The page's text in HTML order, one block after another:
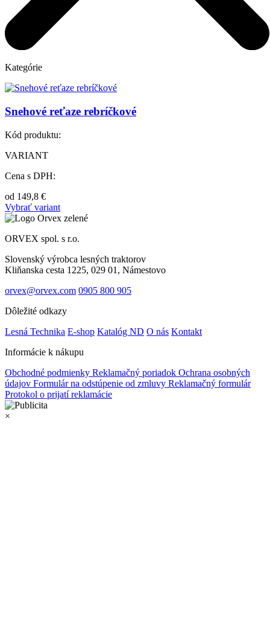
Kategórie
Snehové reťaze rebríčkové
Kód produktu:
VARIANT
Cena s DPH:
od 149,8 €
Vybrať variant
ORVEX spol. s r.o.
Slovenský výrobca lesných traktorov
Kliňanska cesta 1225, 029 01, Námestovo
orvex@orvex.com 0905 800 905
Dôležité odkazy
Lesná Technika E-shop Katalóg ND O nás Kontakt
Informácie k nákupu
Obchodné podmienky Reklamačný poriadok Ochrana osobných
údajov Formulár na odstúpenie od zmluvy Reklamačný formulár
Protokol o prijatí reklamácie
×